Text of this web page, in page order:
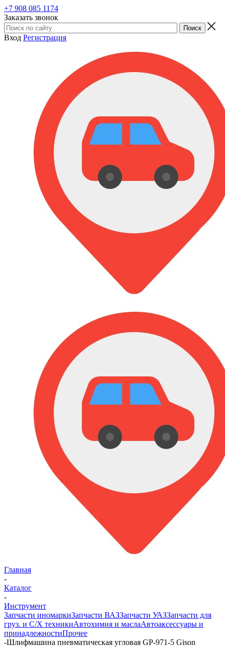
+7 908 085 1174
Заказать звонок
Вход Регистрация
Главная
-
Каталог
-
Инструмент
Запчасти иномаркиЗапчасти ВАЗЗапчасти УАЗЗапчасти для
груз. и С/Х техникиАвтохимия и маслаАвтоаксессуары и
принадлежностиПрочее
-Шлифмашина пневматическая угловая GP-971-5 Gison